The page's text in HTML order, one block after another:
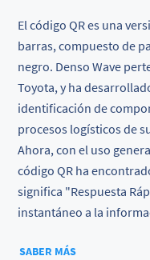
El código QR es una
barras, compuesto de
negro. Denso Wave
Toyota, y ha
identificación de
procesos logísticos de
Ahora, con el uso
código QR ha
significa "Respuesta
instantáneo a la
SABER MÁS